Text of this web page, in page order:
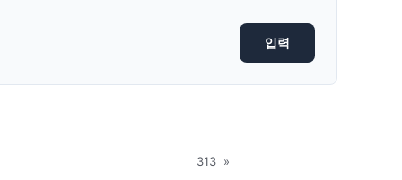
313 »